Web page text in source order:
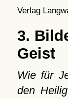
Verlag
3.
Geist
Wie für
den